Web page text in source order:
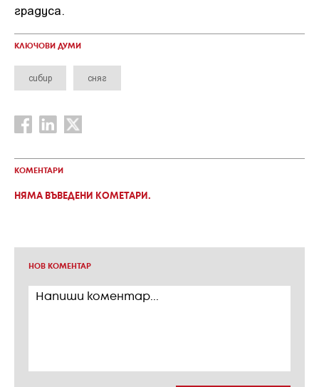
градуса.
КЛЮЧОВИ ДУМИ
сибир сняг
КОМЕНТАРИ
НЯМА ВЪВЕДЕНИ КОМЕТАРИ.
НОВ КОМЕНТАР